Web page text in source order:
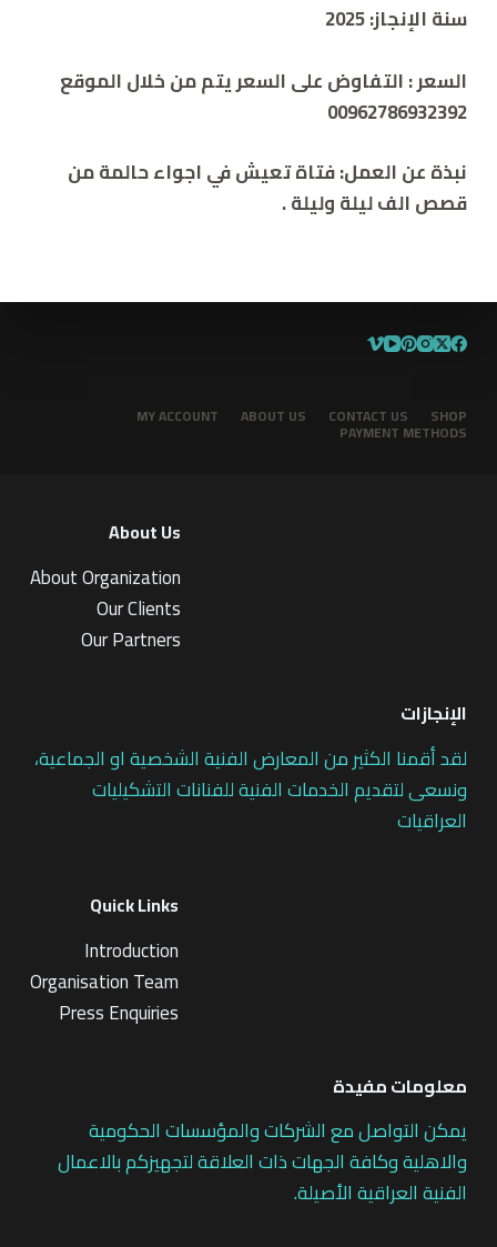
سنة الإنجاز: 2025
السعر :التفاوض على السعر يتم من خلال الموقع
00962786932392
نبذة عن العمل:فتاة تعيش في اجواء حالمة من
قصص الف ليلة وليلة .
SHOP
CONTACT US
ABOUT US
MY ACCOUNT
PAYMENT METHODS
About Us
About Organization
Our Clients
Our Partners
الإنجازات
لقد أقمنا الكثير من المعارض الفنية الشخصية او الجماعية،
ونسعى لتقديم الخدمات الفنية للفنانات التشكيليات
العراقيات
Quick Links
Introduction
Organisation Team
Press Enquiries
معلومات مفيدة
يمكن التواصل مع الشركات والمؤسسات الحكومية
والاهلية وكافة الجهات ذات العلاقة لتجهيزكم بالاعمال
الفنية العراقية الأصيلة.